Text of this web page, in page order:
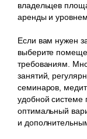
владельцев
аренды и
Если вам нужен
выберите
требованиям.
занятий,
семинаров,
удобной системе
оптимальный
и